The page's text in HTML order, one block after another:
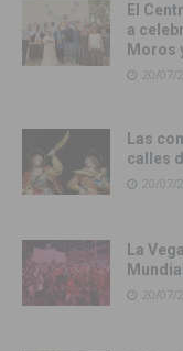
El
a
Moros
20/07/
Las
calles
20/07/
La
20/07/